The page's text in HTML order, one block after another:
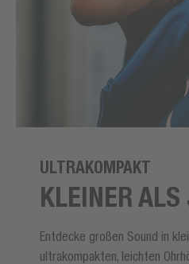
ULTRAKOMPAKT
KLEINER ALS
Entdecke großen Sound in
ultrakompakten, leichten